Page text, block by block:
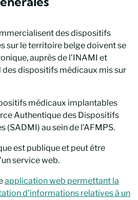
des dispositifs
sur le territoire belge doivent se
auprès de l’INAMI et
dispositifs médicaux mis sur
médicaux implantables
Authentique des Dispositifs
au sein de l’AFMPS.
est publique et peut être
service web.
application web permettant la
d'informations relatives à un